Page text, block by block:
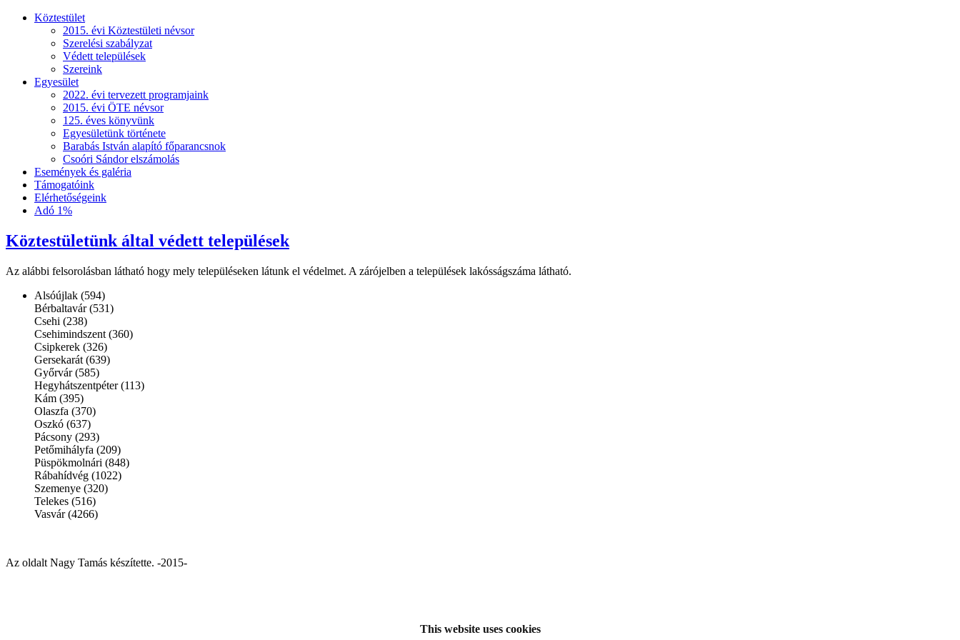
Köztestület
2015. évi Köztestületi névsor
Szerelési szabályzat
Védett települések
Szereink
Egyesület
2022. évi tervezett programjaink
2015. évi ÖTE névsor
125. éves könyvünk
Egyesületünk története
Barabás István alapító főparancsnok
Csoóri Sándor elszámolás
Események és galéria
Támogatóink
Elérhetőségeink
Adó 1%
Köztestületünk által védett települések
Az alábbi felsorolásban látható hogy mely településeken látunk el védelmet. A zárójelben a települések lakósságszáma látható.
Alsóújlak (594)
Bérbaltavár (531)
Csehi (238)
Csehimindszent (360)
Csipkerek (326)
Gersekarát (639)
Győrvár (585)
Hegyhátszentpéter (113)
Kám (395)
Olaszfa (370)
Oszkó (637)
Pácsony (293)
Petőmihályfa (209)
Püspökmolnári (848)
Rábahídvég (1022)
Szemenye (320)
Telekes (516)
Vasvár (4266)
Az oldalt Nagy Tamás készítette. -2015-
This website uses cookies